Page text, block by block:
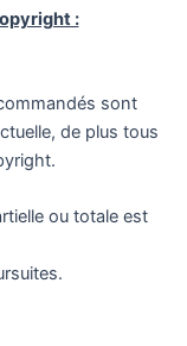
:
sont
de plus tous
ou totale est